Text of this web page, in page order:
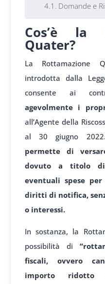
Domande e
Cos’è la
Quater?
La Rottamazione
introdotta dalla
consente ai
agevolmente i
all’Agente della
al 30 giugno
permette di
dovuto a titolo
eventuali spese
diritti di notifica,
o interessi.
In sostanza, la
possibilità di
fiscali, ovvero
importo